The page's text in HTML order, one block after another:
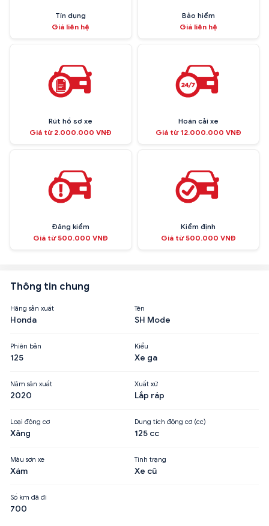
Tín dụng
Giá liên hệ
Bảo hiểm
Giá liên hệ
Rút hồ sơ xe
Giá từ 2.000.000 VNĐ
Hoán cải xe
Giá từ 12.000.000 VNĐ
Đăng kiểm
Giá từ 500.000 VNĐ
Kiểm định
Giá từ 500.000 VNĐ
Thông tin chung
Hãng sản xuất
Honda
Tên
SH Mode
Phiên bản
125
Kiểu
Xe ga
Năm sản xuất
2020
Xuất xứ
Lắp ráp
Loại động cơ
Xăng
Dung tích động cơ (cc)
125 cc
Màu sơn xe
Xám
Tình trạng
Xe cũ
Số km đã đi
700